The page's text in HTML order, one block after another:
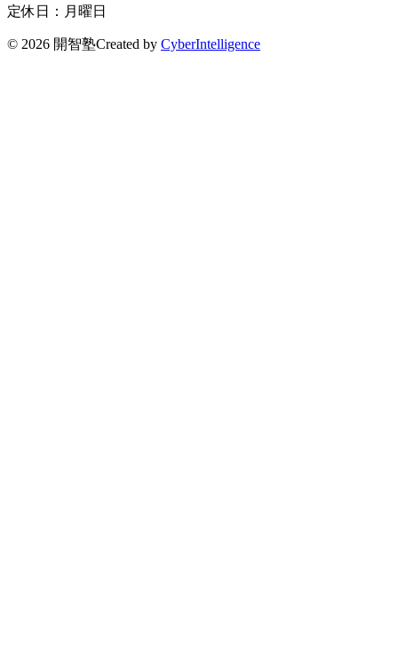
定休日：月曜日
© 2026 開智塾Created by CyberIntelligence